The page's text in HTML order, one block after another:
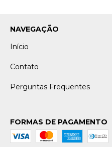
NAVEGAÇÃO
Início
Contato
Perguntas Frequentes
FORMAS DE PAGAMENTO